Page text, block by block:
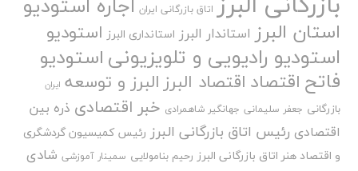
اتاق بازرگانی ایران
استان البرز استاندار البرز استانداری البرز استودیو
استودیو رادیویی و تلویزیونیاستودیو
فاتح اقتصاد اقتصاد البرزالبرز و توسعه ایران
بازرگانی جعفر سلیمانی جهانگیر شاهمرادی خبر اقتصادی ذره بین
اقتصادی رئیس اتاق بازرگانی البرز رئیس کمیسیون گردشگری
و اقتصاد هنر اتاق بازرگانی البرز رحیم بنامولایی سمینار آموزشی شادی